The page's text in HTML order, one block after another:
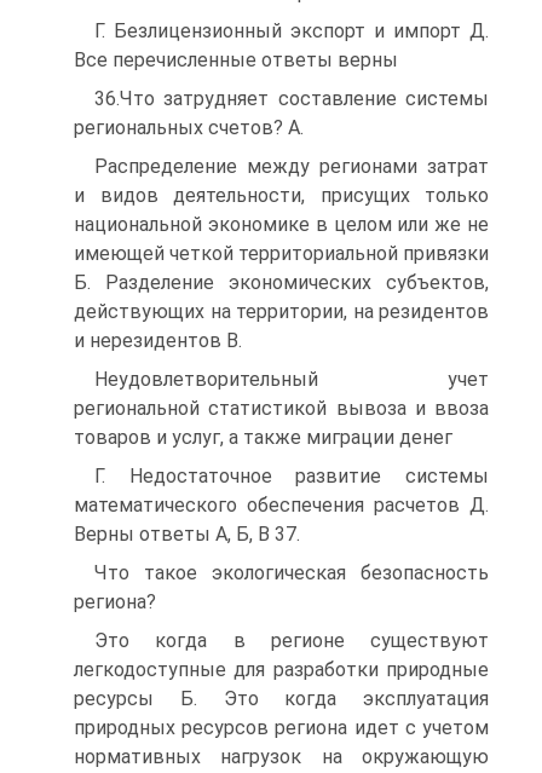
Г. Безлицензионный экспорт и импорт Д.
Все перечисленные ответы верны
36.Что затрудняет составление системы
региональных счетов? A.
Распределение между регионами затрат
и видов деятельности, присущих только
национальной экономике в целом или же не
имеющей четкой территориальной привязки
Б. Разделение экономических субъектов,
действующих на территории, на резидентов
и нерезидентов B.
Неудовлетворительный учет
региональной статистикой вывоза и ввоза
товаров и услуг, а также миграции денег
Г. Недостаточное развитие системы
математического обеспечения расчетов Д.
Верны ответы А, Б, В 37.
Что такое экологическая безопасность
региона?
Это когда в регионе существуют
легкодоступные для разработки природные
ресурсы Б. Это когда эксплуатация
природных ресурсов региона идет с учетом
нормативных нагрузок на окружающую